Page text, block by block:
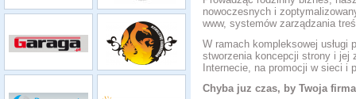
nowoczesnych i
www, systemów zarządzania
W ramach kompleksowej usługi
stworzenia koncepcji strony i jej
Internecie, na promocji w sieci i
Chyba juz czas, by Twoja